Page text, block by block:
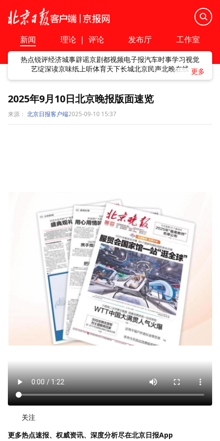
新闻 理论 | 评论 发布厅 工作室
热点锐评经济城事辟谣京剧都视频电子报汽车时事学习视觉
艺绽深读京味纸上听体育天下长城北京民声北晚在线
2025年9月10日北京晚报版面速览
来源： 北京日报客户端2025-09-10 15:37
关注
更多热点速报、权威资讯、深度分析尽在北京日报App